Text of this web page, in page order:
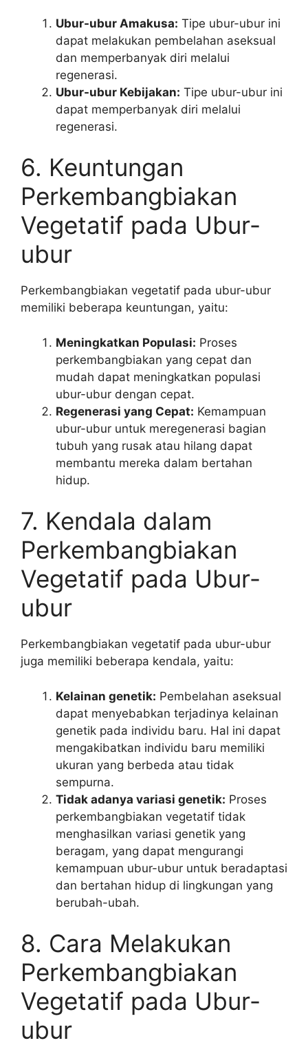
Ubur-ubur Amakusa: Tipe ubur-ubur ini
dapat melakukan pembelahan aseksual
dan memperbanyak diri melalui
regenerasi.
Ubur-ubur Kebijakan: Tipe ubur-ubur ini
dapat memperbanyak diri melalui
regenerasi.
6. Keuntungan
Perkembangbiakan
Vegetatif pada Ubur-
ubur
Perkembangbiakan vegetatif pada ubur-ubur
memiliki beberapa keuntungan, yaitu:
Meningkatkan Populasi: Proses
perkembangbiakan yang cepat dan
mudah dapat meningkatkan populasi
ubur-ubur dengan cepat.
Regenerasi yang Cepat: Kemampuan
ubur-ubur untuk meregenerasi bagian
tubuh yang rusak atau hilang dapat
membantu mereka dalam bertahan
hidup.
7. Kendala dalam
Perkembangbiakan
Vegetatif pada Ubur-
ubur
Perkembangbiakan vegetatif pada ubur-ubur
juga memiliki beberapa kendala, yaitu:
Kelainan genetik: Pembelahan aseksual
dapat menyebabkan terjadinya kelainan
genetik pada individu baru. Hal ini dapat
mengakibatkan individu baru memiliki
ukuran yang berbeda atau tidak
sempurna.
Tidak adanya variasi genetik: Proses
perkembangbiakan vegetatif tidak
menghasilkan variasi genetik yang
beragam, yang dapat mengurangi
kemampuan ubur-ubur untuk beradaptasi
dan bertahan hidup di lingkungan yang
berubah-ubah.
8. Cara Melakukan
Perkembangbiakan
Vegetatif pada Ubur-
ubur